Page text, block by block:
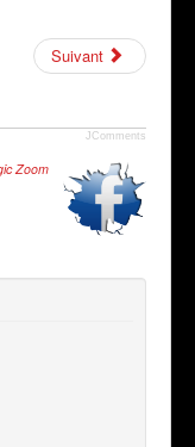
Suivant
JComments
Zoom